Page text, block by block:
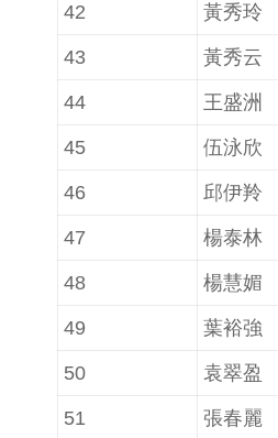
42 黃秀玲
43 黃秀云
44 王盛洲
45 伍泳欣
46 邱伊羚
47 楊泰林
48 楊慧媚
49 葉裕強
50 袁翠盈
51 張春麗